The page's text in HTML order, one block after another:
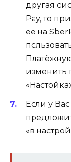
другая
Pay, то
её на
изменить
Если у
«в